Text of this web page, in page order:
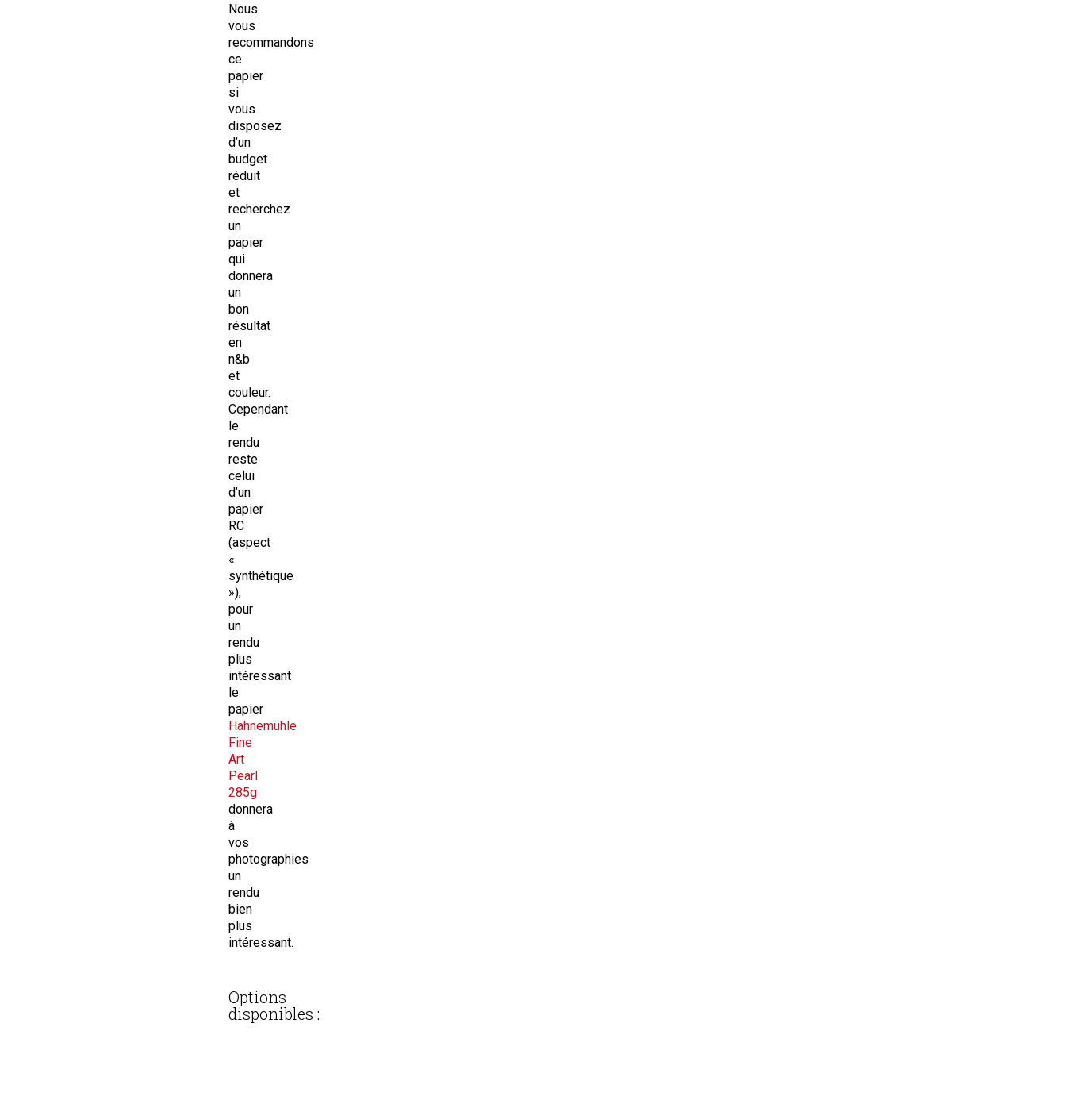
Nous
vous
recommandons
ce
papier
si
vous
disposez
d’un
budget
réduit
et
recherchez
un
papier
qui
donnera
un
bon
résultat
en
n&b
et
couleur.
Cependant
le
rendu
reste
celui
d’un
papier
RC
(aspect
«
synthétique
»),
pour
un
rendu
plus
intéressant
le
papier
Hahnemühle
Fine
Art
Pearl
285g
donnera
à
vos
photographies
un
rendu
bien
plus
intéressant.
Options
disponibles :